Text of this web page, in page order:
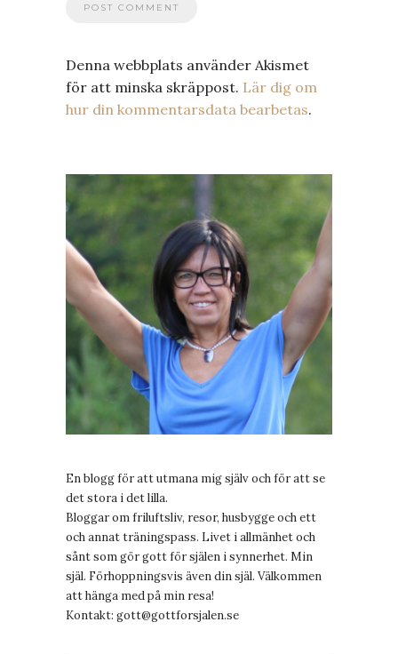
Denna webbplats använder Akismet
för att minska skräppost. Lär dig om
hur din kommentarsdata bearbetas.
En blogg för att utmana mig själv och för att se
det stora i det lilla.
Bloggar om friluftsliv, resor, husbygge och ett
och annat träningspass. Livet i allmänhet och
sånt som gör gott för själen i synnerhet. Min
själ. Förhoppningsvis även din själ. Välkommen
att hänga med på min resa!
Kontakt: gott@gottforsjalen.se